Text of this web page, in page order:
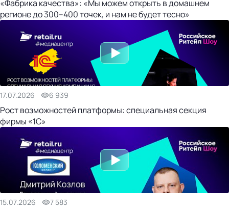
«Фабрика качества»: «Мы можем открыть в домашнем
регионе до 300–400 точек, и нам не будет тесно»
17.07.2026 6 939
Рост возможностей платформы: специальная секция
фирмы «1С»
15.07.2026 7 583